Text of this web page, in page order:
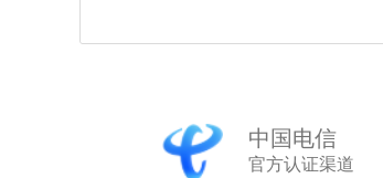
中国电信
官方认证渠道